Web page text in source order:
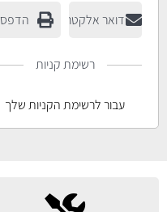
דואר אלקטרוני הדפס
רשימת קניות
עבור לרשימת הקניות שלך